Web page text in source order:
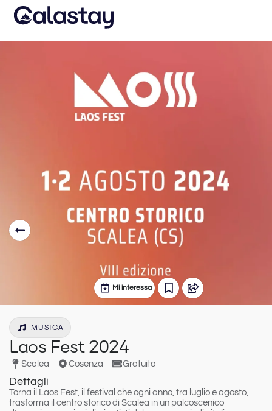
Mi interessa
MUSICA
Laos Fest 2024
Scalea Cosenza Gratuito
Dettagli
Torna il Laos Fest , il festival che ogni anno, tra luglio e agosto,
trasforma il centro storico di Scalea in un palcoscenico